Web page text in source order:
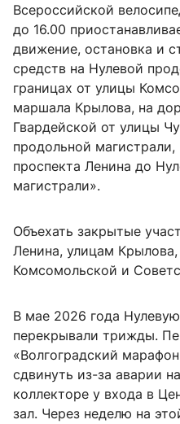
Всероссийской
до 16.00
движение, остановка и
средств на Нулевой
границах от улицы
маршала Крылова, на
Гвардейской от улицы
продольной
проспекта Ленина до
магистрали».
Объехать закрытые
Ленина, улицам
Комсомольской и
В мае 2026 года
перекрывали трижды.
«Волгоградский
сдвинуть из-за аварии
коллекторе у входа в
зал. Через неделю на